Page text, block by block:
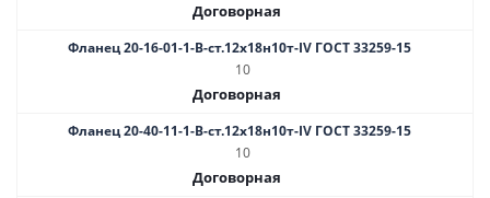
Договорная
Фланец 20-16-01-1-B-ст.12х18н10т-IV ГОСТ 33259-15
10
Договорная
Фланец 20-40-11-1-B-ст.12х18н10т-IV ГОСТ 33259-15
10
Договорная